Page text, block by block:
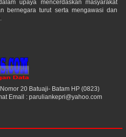
upaya mencerdaskan masyarakat
bernegara turut serta mengawasi dan
20 Batuaji- Batam HP (0823)
Email : paruliankepri@yahoo.com